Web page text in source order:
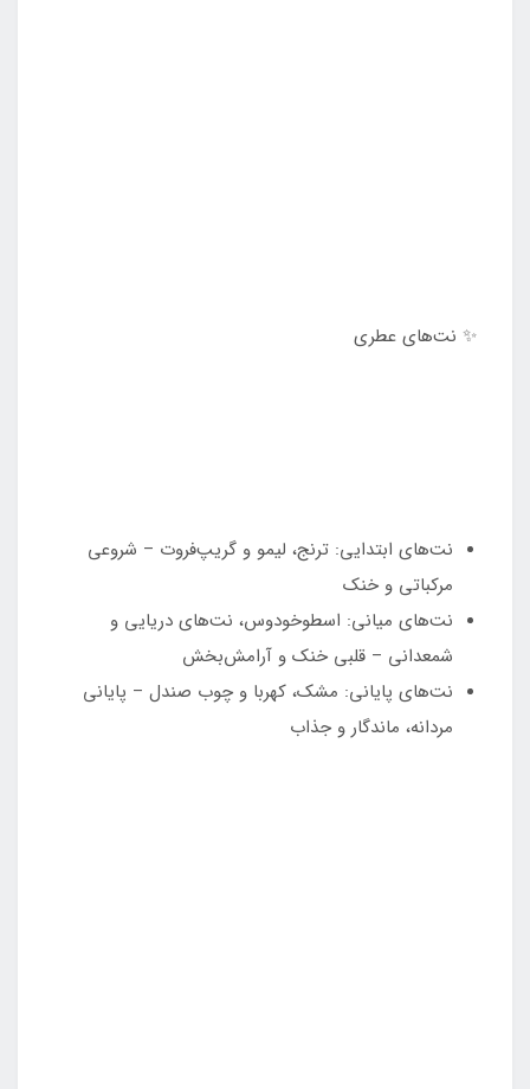
✨ نت‌های عطری
نت‌های ابتدایی: ترنج، لیمو و گریپ‌فروت – شروعی
مرکباتی و خنک
نت‌های میانی: اسطوخودوس، نت‌های دریایی و
شمعدانی – قلبی خنک و آرامش‌بخش
نت‌های پایانی: مشک، کهربا و چوب صندل – پایانی
مردانه، ماندگار و جذاب